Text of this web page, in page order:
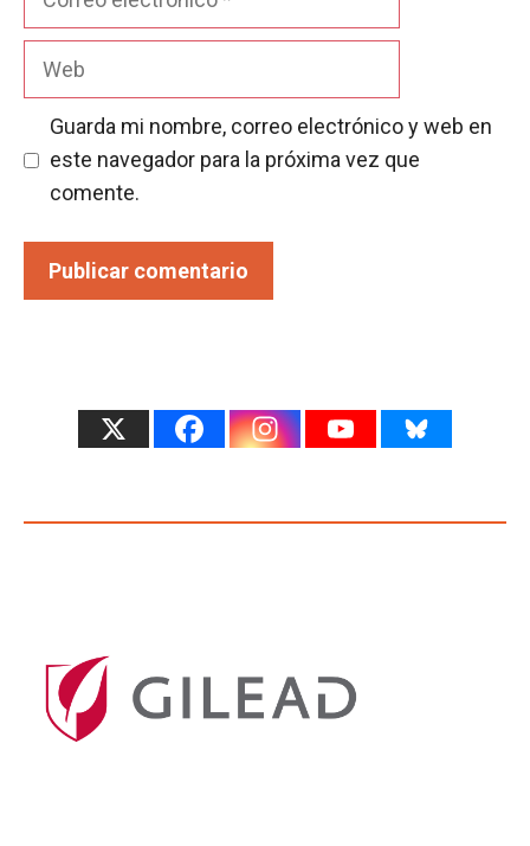
Guarda mi nombre, correo electrónico y web en
este navegador para la próxima vez que
comente.